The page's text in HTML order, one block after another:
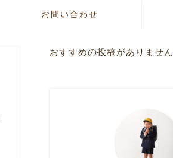
お問い合わせ
おすすめの投稿がありません